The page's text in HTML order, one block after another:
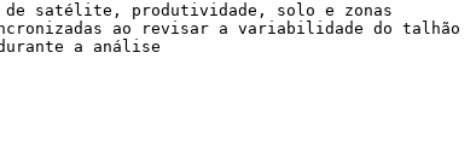
de satélite, produtividade, solo e zonas
ao revisar a variabilidade do talhão
a análise